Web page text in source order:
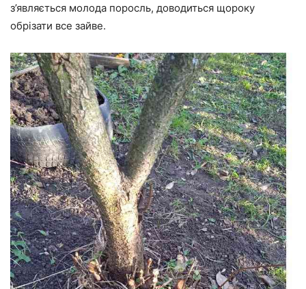
з’являється молода поросль, доводиться щороку
обрізати все зайве.